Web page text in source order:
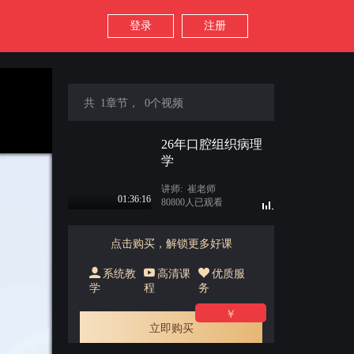
登录 注册
共 1章节， 0个视频
01:36:16
26年口腔组织病理
学
讲师: 崔老师
80800人已观看
点击购买，解锁更多好课
 系统教
学
 高清课
程
 优质服
务
立即购买
￥